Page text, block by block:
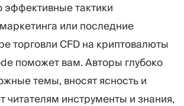
эффективные тактики
или последние
торговли CFD на криптовалюты
поможет вам. Авторы глубоко
темы, вносят ясность и
читателям инструменты и знания,